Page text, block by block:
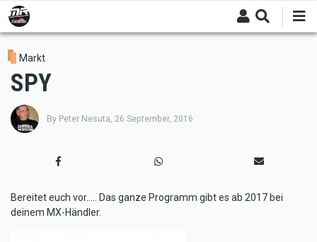
Skip
to
main
content
Markt
SPY
By Peter Nesuta 26 September, 2016
Bereitet euch vor..... Das ganze Programm gibt es ab 2017 bei
deinem MX-Händler.